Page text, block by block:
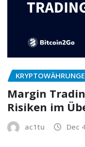
Margin
Risiken im
ac1tu Dec